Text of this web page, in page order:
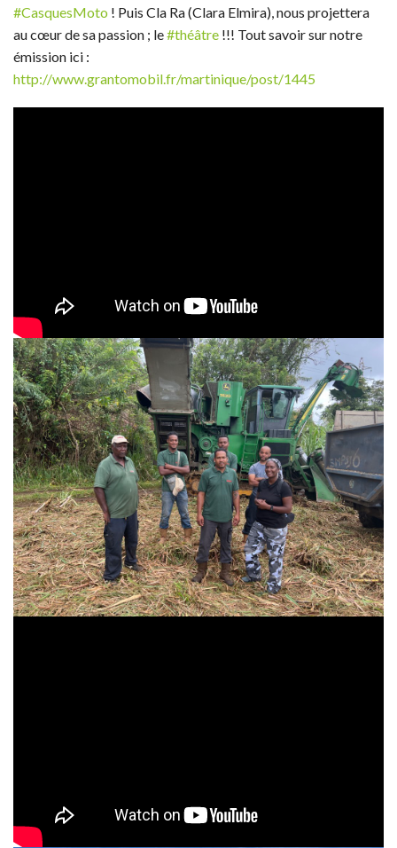
#CasquesMoto ! Puis Cla Ra (Clara Elmira), nous projettera
au cœur de sa passion ; le#théâtre !!! Tout savoir sur notre
émission ici :
http://www.grantomobil.fr/martinique/post/1445